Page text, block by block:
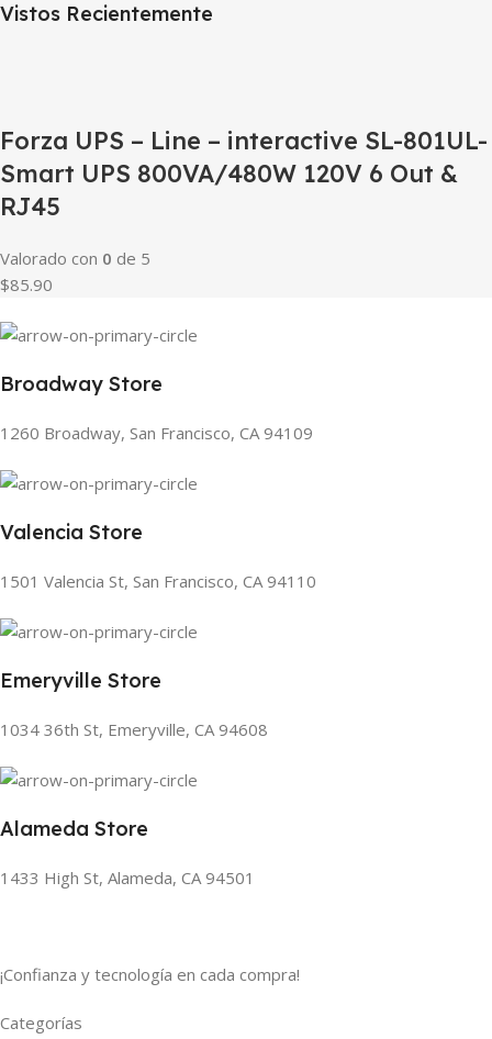
Vistos Recientemente
Forza UPS – Line – interactive SL-801UL-
Smart UPS 800VA/480W 120V 6 Out &
RJ45
Valorado con 0 de 5
$85.90
Broadway Store
1260 Broadway, San Francisco, CA 94109
Valencia Store
1501 Valencia St, San Francisco, CA 94110
Emeryville Store
1034 36th St, Emeryville, CA 94608
Alameda Store
1433 High St, Alameda, CA 94501
¡Confianza y tecnología en cada compra!
Categorías